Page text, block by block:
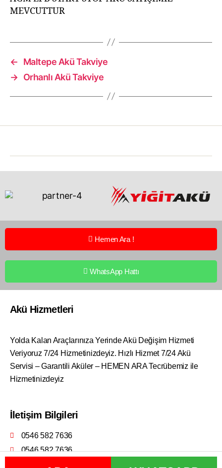
MEVCUTTUR
←
Maltepe Akü Takviye
→ Orhanlı Akü Takviye
Hemen Ara !
WhatsApp Hattı
Akü Hizmetleri
Yolda Kalan Araçlarınıza Yerinde Akü Değişim Hizmeti
Veriyoruz 7/24 Hizmetinizdeyiz. Hızlı Hizmet 7/24 Akü
Servisi – Garantili Aküler – HEMEN ARA Tecrübemiz ile
Hizmetinizdeyiz
İletişim Bilgileri
0546 582 7636
0546 582 7636